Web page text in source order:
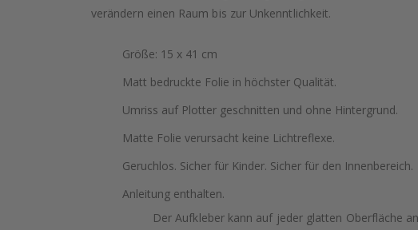
verändern einen Raum bis zur Unkenntlichkeit.
Größe: 15 x 41 cm
Matt bedruckte Folie in höchster Qualität.
Umriss auf Plotter geschnitten und ohne Hintergrund.
Matte Folie verursacht keine Lichtreflexe.
Geruchlos. Sicher für Kinder. Sicher für den Innenbereich.
Anleitung enthalten.
Der Aufkleber kann auf jeder glatten Oberfläche